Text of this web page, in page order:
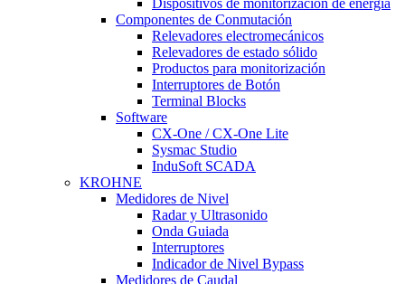
Dispositivos de monitorización de energía
Componentes de Conmutación
Relevadores electromecánicos
Relevadores de estado sólido
Productos para monitorización
Interruptores de Botón
Terminal Blocks
Software
CX-One / CX-One Lite
Sysmac Studio
InduSoft SCADA
KROHNE
Medidores de Nivel
Radar y Ultrasonido
Onda Guiada
Interruptores
Indicador de Nivel Bypass
Medidores de Caudal